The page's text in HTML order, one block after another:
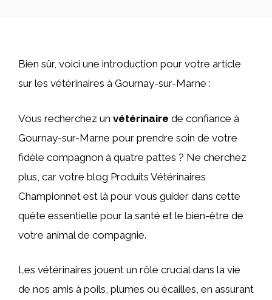
Bien sûr, voici une introduction pour votre article
sur les vétérinaires à Gournay-sur-Marne :
Vous recherchez un vétérinaire de confiance à
Gournay-sur-Marne pour prendre soin de votre
fidèle compagnon à quatre pattes ? Ne cherchez
plus, car votre blog Produits Vétérinaires
Championnet est là pour vous guider dans cette
quête essentielle pour la santé et le bien-être de
votre animal de compagnie.
Les vétérinaires jouent un rôle crucial dans la vie
de nos amis à poils, plumes ou écailles, en assurant